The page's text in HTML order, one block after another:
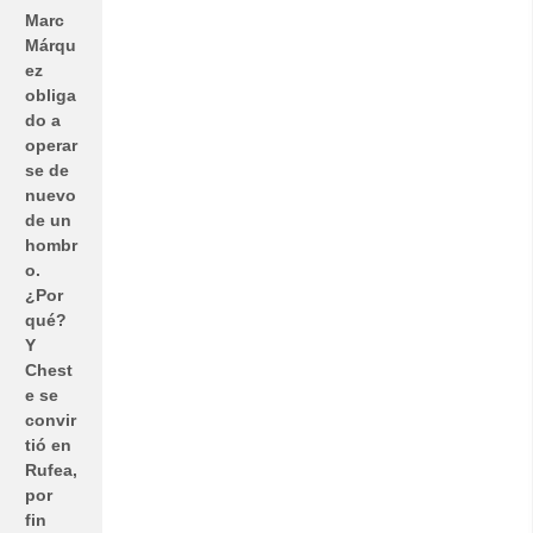
Marc
Márqu
ez
obliga
do a
operar
se de
nuevo
de un
hombr
o.
¿Por
qué?
Y
Chest
e se
convir
tió en
Rufea,
por
fin